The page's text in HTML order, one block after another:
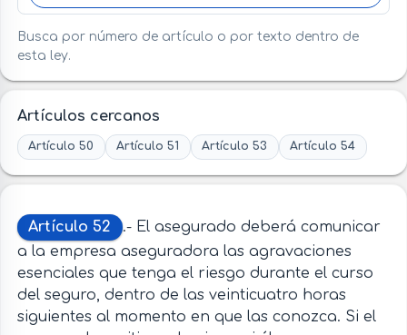
Busca por número de artículo o por texto dentro de
esta ley.
Artículos cercanos
Artículo 50 Artículo 51 Artículo 53 Artículo 54
Artículo 52
.- El asegurado deberá comunicar
a la empresa aseguradora las agravaciones
esenciales que tenga el riesgo durante el curso
del seguro, dentro de las veinticuatro horas
siguientes al momento en que las conozca. Si el